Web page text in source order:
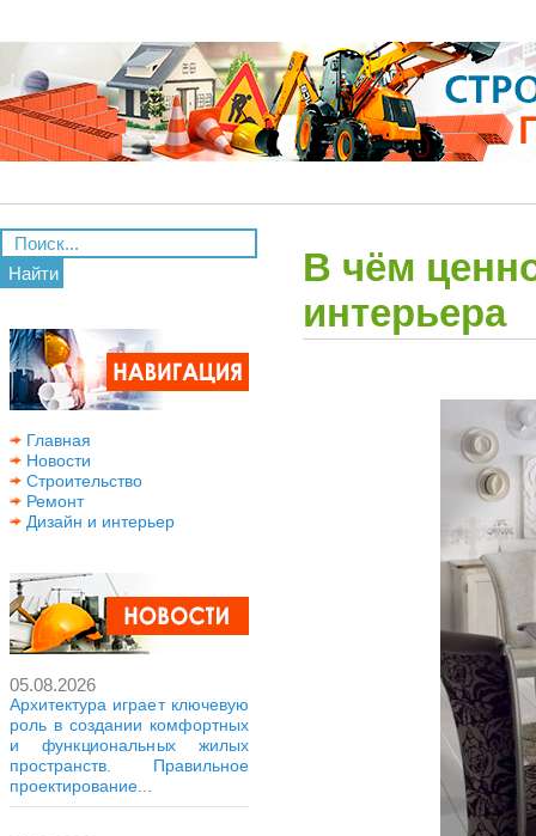
Найти
Главная
Новости
Строительство
Ремонт
Дизайн и интерьер
05.08.2026
Архитектура играет ключевую
роль в создании комфортных
и функциональных жилых
пространств. Правильное
проектирование...
В чём
интерьера